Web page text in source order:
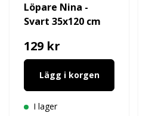
Löpare Nina -
Svart 35x120 cm
129 kr
Lägg i korgen
I lager